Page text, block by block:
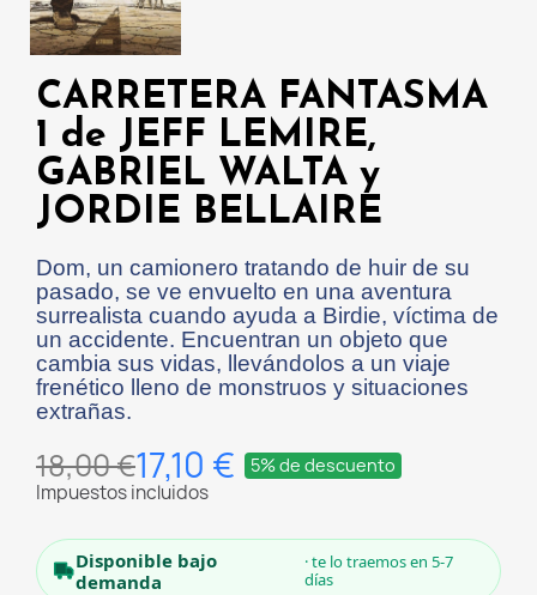
CARRETERA FANTASMA
1 de JEFF LEMIRE,
GABRIEL WALTA y
JORDIE BELLAIRE
Dom, un camionero tratando de huir de su
pasado, se ve envuelto en una aventura
surrealista cuando ayuda a Birdie, víctima de
un accidente. Encuentran un objeto que
cambia sus vidas, llevándolos a un viaje
frenético lleno de monstruos y situaciones
extrañas.
18,00 €17,10 € 5% de descuento
Impuestos incluidos
Disponible bajo
demanda
· te lo traemos en 5-7
días